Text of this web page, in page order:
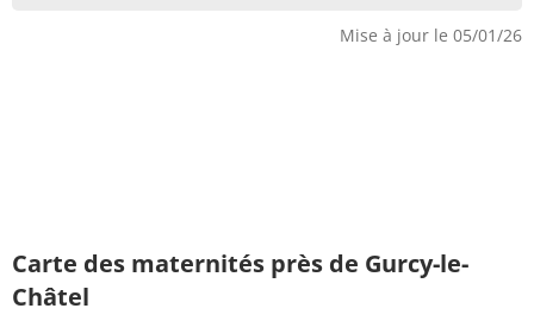
Mise à jour le 05/01/26
Carte des maternités près de Gurcy-le-
Châtel